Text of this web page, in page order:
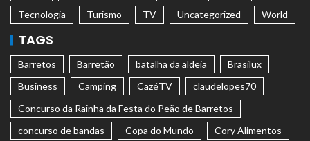
Tecnologia
Turismo TV Uncategorized World
TAGS
Barretos Barretão batalha da aldeia
Brasilux
Business
Camping CazéTV
claudelopes70
Concurso da Rainha da Festa do Peão de Barretos
concurso de bandas
Copa do Mundo
Cory Alimentos